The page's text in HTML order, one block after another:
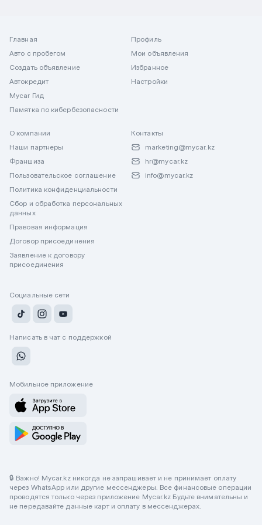
Главная
Авто с пробегом
Создать объявление
Автокредит
Mycar Гид
Памятка по кибербезопасности
Профиль
Мои объявления
Избранное
Настройки
О компании
Наши партнеры
Франшиза
Пользовательское соглашение
Политика конфиденциальности
Сбор и обработка персональных
данных
Правовая информация
Договор присоединения
Заявление к договору
присоединения
Контакты
marketing@mycar.kz
hr@mycar.kz
info@mycar.kz
Социальные сети
Написать в чат с поддержкой
Мобильное приложение
🔒 Важно! Mycar.kz никогда не запрашивает и не принимает оплату
через WhatsApp или другие мессенджеры. Все финансовые операции
проводятся только через приложение Mycar.kz Будьте внимательны и
не передавайте данные карт и оплату в мессенджерах.